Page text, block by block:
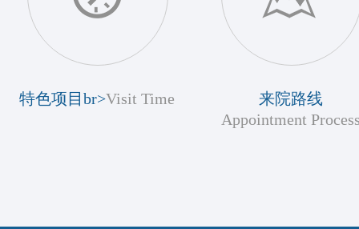
特色项目br>Visit Time
来院路线
Appointment